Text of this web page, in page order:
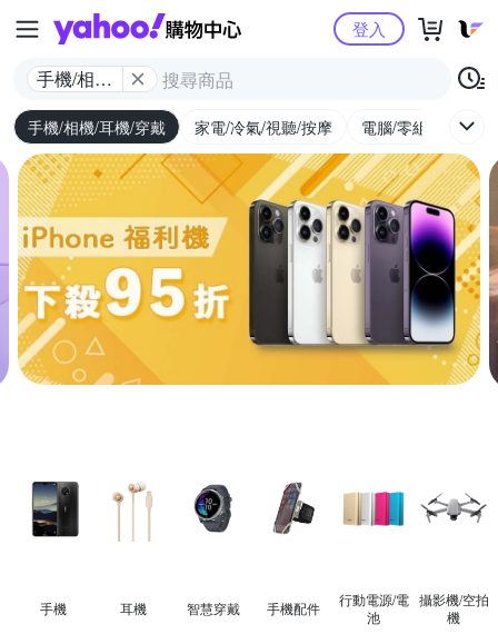
Yahoo購物中心
手機/相機/
耳機/穿戴
登入
手機/相機/耳機/穿戴 家電/冷氣/視聽/按摩 電腦/零組件/週邊/
手機 耳機 智慧穿戴 手機配件
行動電源/電
池
攝影機/空拍
機